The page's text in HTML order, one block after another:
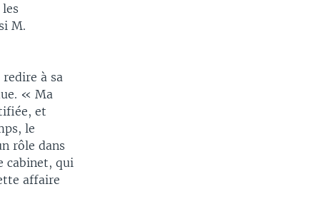
M.
à sa
« Ma
et
le
rôle dans
cabinet, qui
affaire